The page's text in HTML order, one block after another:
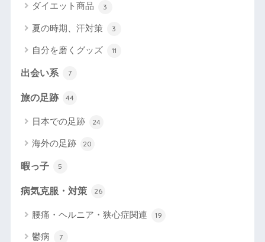
ダイエット商品 3
夏の時期、汗対策 3
自分を磨くグッズ 11
出会い系 7
旅の足跡 44
日本での足跡 24
海外の足跡 20
暇っ子 5
病気克服・対策 26
腰痛・ヘルニア・狭心症関連 19
鬱病 7